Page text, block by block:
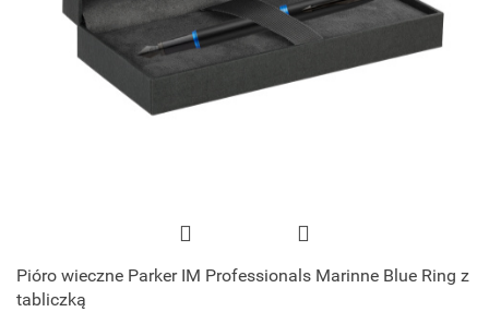
Pióro wieczne Parker IM Professionals Marinne Blue Ring z
tabliczką